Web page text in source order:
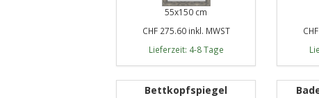
55x150 cm
CHF 275.60 inkl. MWST
Lieferzeit: 4-8 Tage
Bettkopfspiegel